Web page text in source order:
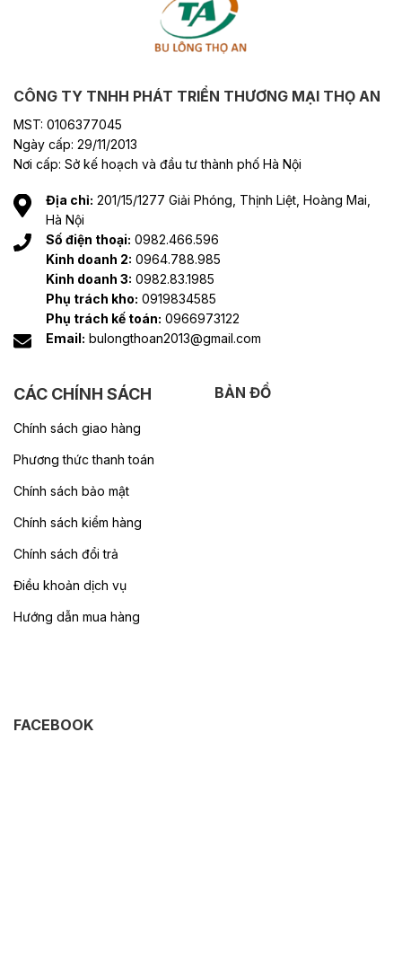
CÔNG TY TNHH PHÁT TRIỂN THƯƠNG MẠI THỌ AN
MST: 0106377045
Ngày cấp: 29/11/2013
Nơi cấp: Sở kế hoạch và đầu tư thành phố Hà Nội
Địa chỉ: 201/15/1277 Giải Phóng, Thịnh Liệt, Hoàng Mai,
Hà Nội
Số điện thoại: 0982.466.596
Kinh doanh 2: 0964.788.985
Kinh doanh 3: 0982.83.1985
Phụ trách kho: 0919834585
Phụ trách kế toán: 0966973122
Email: bulongthoan2013@gmail.com
CÁC CHÍNH SÁCH
Chính sách giao hàng
Phương thức thanh toán
Chính sách bảo mật
Chính sách kiểm hàng
Chính sách đổi trả
Điều khoản dịch vụ
Hướng dẫn mua hàng
BẢN ĐỒ
FACEBOOK